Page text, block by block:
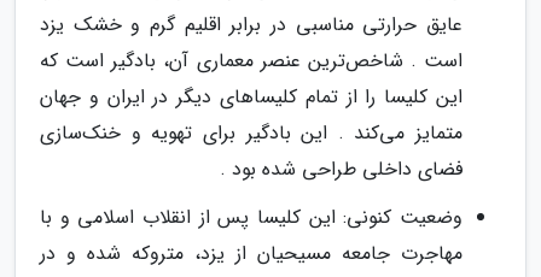
عایق حرارتی مناسبی در برابر اقلیم گرم و خشک یزد
است . شاخص‌ترین عنصر معماری آن، بادگیر است که
این کلیسا را از تمام کلیساهای دیگر در ایران و جهان
متمایز می‌کند . این بادگیر برای تهویه و خنک‌سازی
فضای داخلی طراحی شده بود .
وضعیت کنونی: این کلیسا پس از انقلاب اسلامی و با
مهاجرت جامعه مسیحیان از یزد، متروکه شده و در